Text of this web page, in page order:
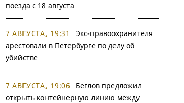
поезда с 18 августа
7 АВГУСТА, 19:31
Экс-правоохранителя
арестовали в Петербурге по делу об
убийстве
7 АВГУСТА, 19:06
Беглов предложил
открыть контейнерную линию между